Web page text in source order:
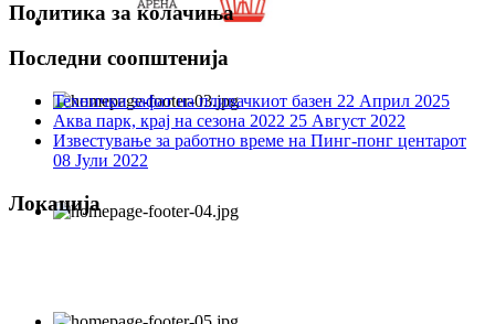
Политика за колачиња
Последни соопштенија
Технички зафат на пливачкиот базен 22 Април 2025
Аква парк, крај на сезона 2022 25 Август 2022
Известување за работно време на Пинг-понг центарот
08 Јули 2022
Локација